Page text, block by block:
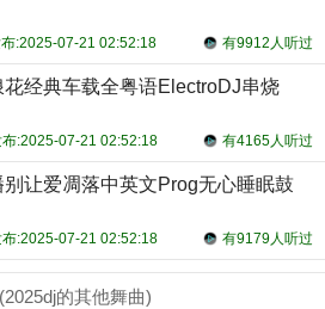
有9912人听过
布:2025-07-21 02:52:18
经典车载全粤语ElectroDJ串烧
有4165人听过
布:2025-07-21 02:52:18
让爱凋落中英文Prog无心睡眠鼓
有9179人听过
布:2025-07-21 02:52:18
的其他舞曲)